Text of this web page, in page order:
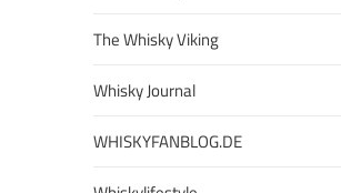
The Whisky Viking
Whisky Journal
WHISKYFANBLOG.DE